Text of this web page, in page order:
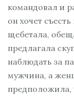
командовал и
он хочет
щебетала,
предлагала
наблюдать за
мужчина, а
предположила,